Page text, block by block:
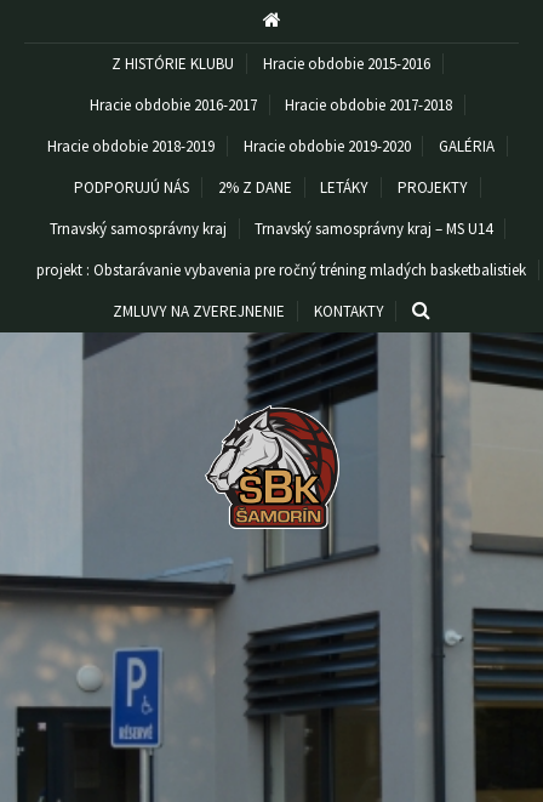
Z HISTÓRIE KLUBU
Hracie obdobie 2015-2016
Hracie obdobie 2016-2017
Hracie obdobie 2017-2018
Hracie obdobie 2018-2019
Hracie obdobie 2019-2020
GALÉRIA
PODPORUJÚ NÁS
2% Z DANE LETÁKY
PROJEKTY
Trnavský samosprávny kraj
Trnavský samosprávny kraj – MS U14
projekt : Obstarávanie vybavenia pre ročný tréning mladých basketbalistiek
ZMLUVY NA ZVEREJNENIE
KONTAKTY